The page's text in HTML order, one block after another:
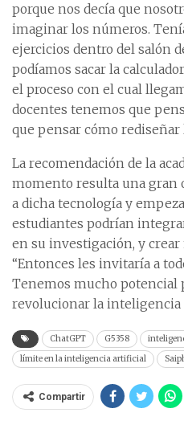
porque nos decía que
imaginar los números.
ejercicios dentro del salón
podíamos sacar la
el proceso con el cual
docentes tenemos que
que pensar cómo rediseñar
La recomendación de la
momento resulta una gran
a dicha tecnología y
estudiantes podrían
en su investigación, y
“Entonces les invitaría a
Tenemos mucho potencial
revolucionar la inteligencia
ChatGPT G5358
límite en la inteligencia artificial
Compartir